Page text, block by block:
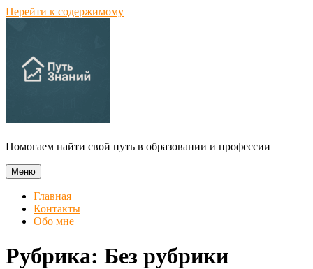
Перейти к содержимому
Помогаем найти свой путь в образовании и профессии
Меню
Главная
Контакты
Обо мне
Рубрика: Без рубрики